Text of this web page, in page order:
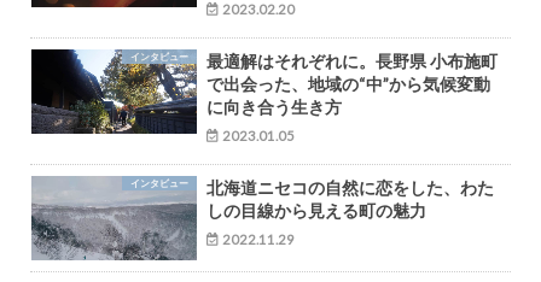
2023.02.20
インタビュー
最適解はそれぞれに。長野県 小布施町
で出会った、地域の“中”から気候変動
に向き合う生き方
2023.01.05
インタビュー
北海道ニセコの自然に恋をした、わた
しの目線から見える町の魅力
2022.11.29